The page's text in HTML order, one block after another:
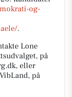
og-
.
Lone
på
eller
på